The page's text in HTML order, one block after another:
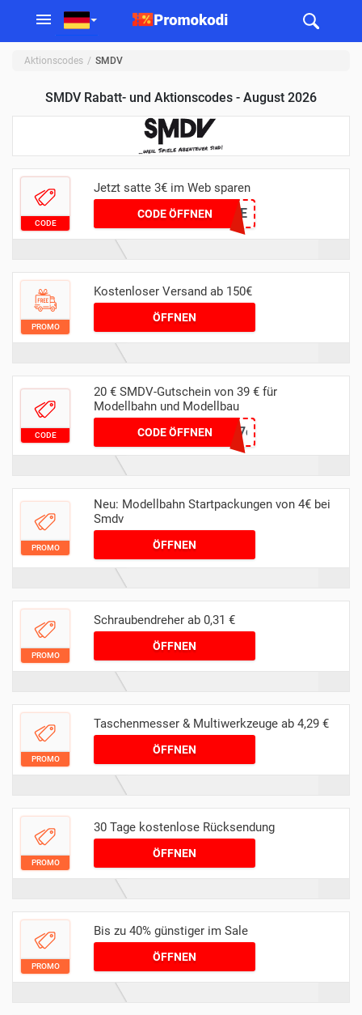
Aktionscodes SMDV
SMDV Rabatt- und Aktionscodes - August 2026
CODE
Jetzt satte 3€ im Web sparen
CODE ÖFFNEN
LOESCHZWERGE
PROMO
Kostenloser Versand ab 150€
ÖFFNEN
CODE
20 € SMDV-Gutschein von 39 € für
Modellbahn und Modellbau
CODE ÖFFNEN
688ba6c2ae4f112cc6c7e3c96c120213
PROMO
Neu: Modellbahn Startpackungen von 4€ bei
Smdv
ÖFFNEN
PROMO
Schraubendreher ab 0,31 €
ÖFFNEN
PROMO
Taschenmesser & Multiwerkzeuge ab 4,29 €
ÖFFNEN
PROMO
30 Tage kostenlose Rücksendung
ÖFFNEN
PROMO
Bis zu 40% günstiger im Sale
ÖFFNEN